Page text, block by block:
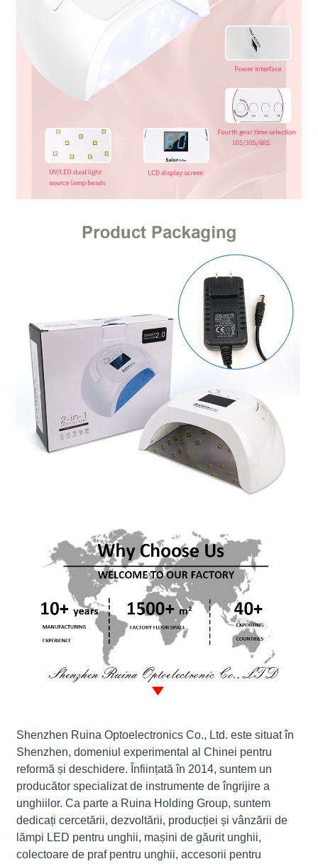
Shenzhen Ruina Optoelectronics Co., Ltd. este situat în
Shenzhen, domeniul experimental al Chinei pentru
reformă și deschidere. Înființată în 2014, suntem un
producător specializat de instrumente de îngrijire a
unghiilor. Ca parte a Ruina Holding Group, suntem
dedicați cercetării, dezvoltării, producției și vânzării de
lămpi LED pentru unghii, mașini de găurit unghii,
colectoare de praf pentru unghii, accesorii pentru